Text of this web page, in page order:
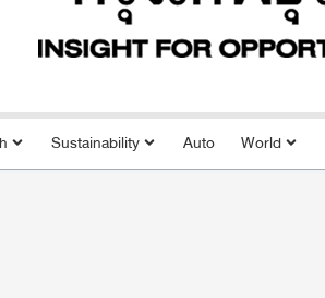
Sustainability Auto World